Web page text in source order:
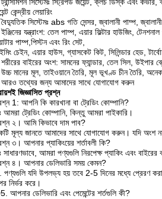
কেন্দ্রীয় লেয়ারিং
সিস্টেমঃ abs গতি সেন্সর, জ্বালানী পাম্প,
যন্ত্রাংশ: তেল পাম্প, এয়ার ফিল্টার হাউজিং, টেনশনাল
পাম্প,পিস্টন এবং রিং সেট,
চেইন, এয়ার হাউস, গ্যাসকেট কিট, সিলিন্ডার হেড,
বাইরের অংশ: সামনের ফ্যান্ডার, তেল সিল, উইপার
মানের মূল, তাইওয়ানে তৈরি, মূল ভূখণ্ড চীন তৈরি,
তথ্যের জন্য আমাদের সাথে যোগাযোগ করুন
জিজ্ঞাসিত প্রশ্ন
1: আপনি কি কারখানা বা ট্রেডিং কোম্পানি?
আমরা ট্রেডিং কোম্পানি, কিন্তু আমরা পাইকারি।
২। আমি কিভাবে দাম পাব?
মূল্য জানতে আমাদের সাথে যোগাযোগ করুন। যদি অংশ
৩। আপনার প্যাকিংয়ের শর্তাবলী কি?
সাধারণভাবে, আমরা পণ্যগুলি নিরপেক্ষ প্যাকিং এবং
৪। আপনার ডেলিভারি সময় কেমন?
পণ্যগুলি যদি উপলভ্য হয় তবে 2-5 দিনের মধ্যে প্রেরণ
নির্ভর করে।
আপনার ডেলিভারি এবং পেমেন্টের শর্তগুলি কী?